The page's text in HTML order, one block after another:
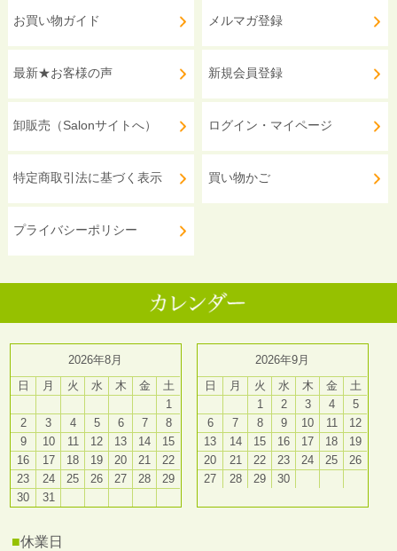
お買い物ガイド
最新★お客様の声
卸販売（Salonサイトへ）
特定商取引法に基づく表示
プライバシーポリシー
メルマガ登録
新規会員登録
ログイン・マイページ
買い物かご
2026年8月
日
月 火 水 木 金
土
1
2
3 4 5 6 7
8
9
10 11 12 13 14
15
16
17 18 19 20 21
22
23
24 25 26 27 28
29
30
31
2026年9月
日
月 火 水 木 金
土
1
2 3 4
5
6
7 8 9 10 11
12
13
14 15 16 17 18
19
20
21 22 23 24 25
26
27
28 29 30
■休業日